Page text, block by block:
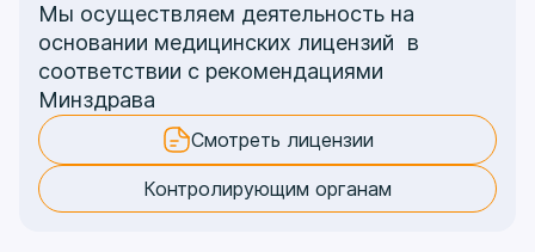
Мы осуществляем деятельность на
основании медицинских лицензий в
соответствии с рекомендациями
Минздрава
Смотреть лицензии
Контролирующим органам